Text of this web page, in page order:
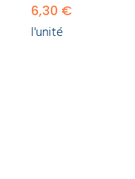
6,30 €
l'unité